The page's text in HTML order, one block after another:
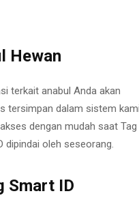
Hewan
terkait anabul Anda akan
tersimpan dalam sistem
dengan mudah saat Tag
dipindai oleh seseorang.
Smart ID